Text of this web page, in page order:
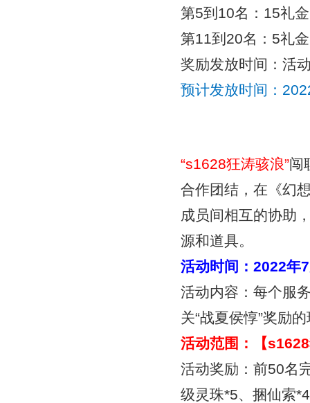
第5到10名：15礼
第11到20名：5礼
奖励发放时间：活
预计发放时间：
“s1628狂涛骇浪”闯
合作团结，在《幻
成员间相互的协助
源和道具。
活动时间：2022年
活动内容：每个服
关“战夏侯惇”奖励
活动范围：【
活动奖励：前50名
级灵珠*5、捆仙索*4